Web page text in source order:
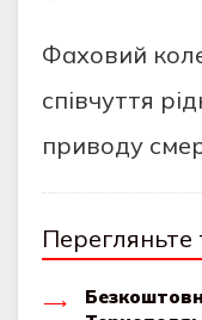
Фаховий
співчуття
приводу